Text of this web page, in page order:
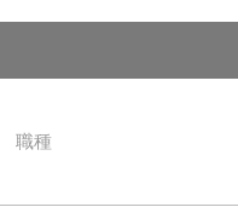
職種